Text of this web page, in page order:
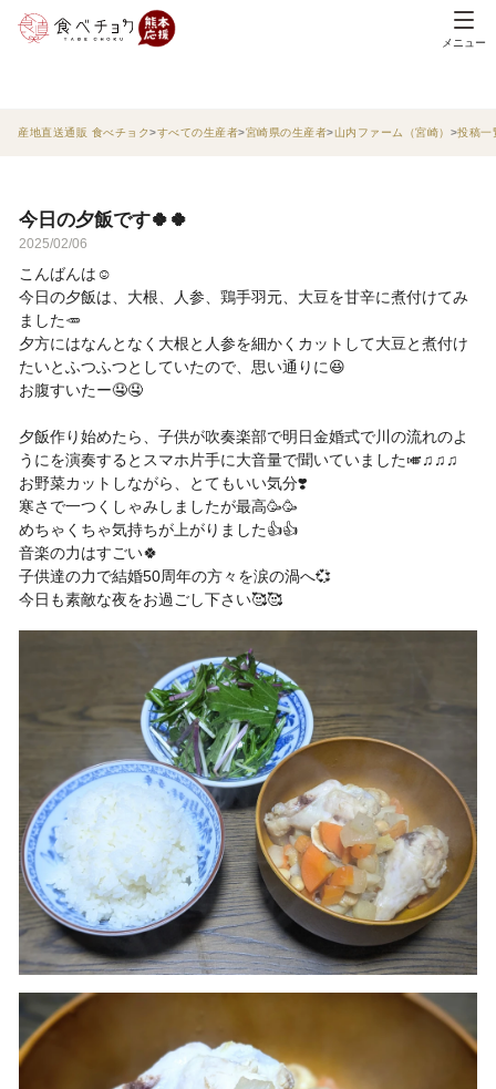
メニュー
産地直送通販 食べチョク すべての生産者 宮崎県の生産者 山内ファーム（宮崎） 投稿一
今日の夕飯です🍀🍀
2025/02/06
こんばんは☺️
今日の夕飯は、大根、人参、鶏手羽元、大豆を甘辛に煮付けてみ
ました🥕
夕方にはなんとなく大根と人参を細かくカットして大豆と煮付け
たいとふつふつとしていたので、思い通りに😆
お腹すいたー🤤🤤
夕飯作り始めたら、子供が吹奏楽部で明日金婚式で川の流れのよ
うにを演奏するとスマホ片手に大音量で聞いていました🎺♫♫♫
お野菜カットしながら、とてもいい気分❣️
寒さで一つくしゃみしましたが最高🥳🥳
めちゃくちゃ気持ちが上がりました👍👍
音楽の力はすごい🍀
子供達の力で結婚50周年の方々を涙の渦へ💞
今日も素敵な夜をお過ごし下さい🥰🥰